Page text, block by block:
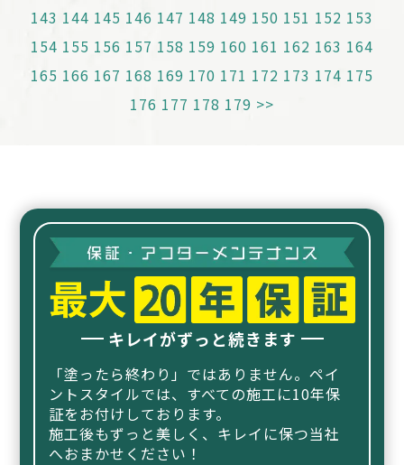
143 144 145 146 147 148 149 150 151 152 153
154 155 156 157 158 159 160 161 162 163 164
165 166 167 168 169 170 171 172 173 174 175
176 177 178 179 >>
キレイがずっと続きます
「塗ったら終わり」ではありません。ペイ
ントスタイルでは、 すべての施工に10年保
証をお付けしております。
施工後もずっと美しく、キレイに保つ当社
へおまかせください！